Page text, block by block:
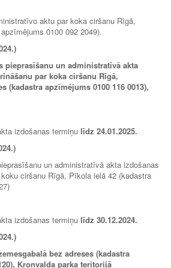
aktu par koka ciršanu Rīgā,
0100 092 2049).
pieprasīšanu un administratīvā akta
par koka ciršanu Rīgā,
(kadastra apzīmējums 0100 116 0013),
izdošanas termiņu līdz 24.01.2025.
un administratīvā akta izdošanas
ciršanu Rīgā, Pīkola ielā 42 (kadastra
izdošanas termiņu līdz 30.12.2024.
bez adreses (kadastra
Kronvalda parka teritorijā